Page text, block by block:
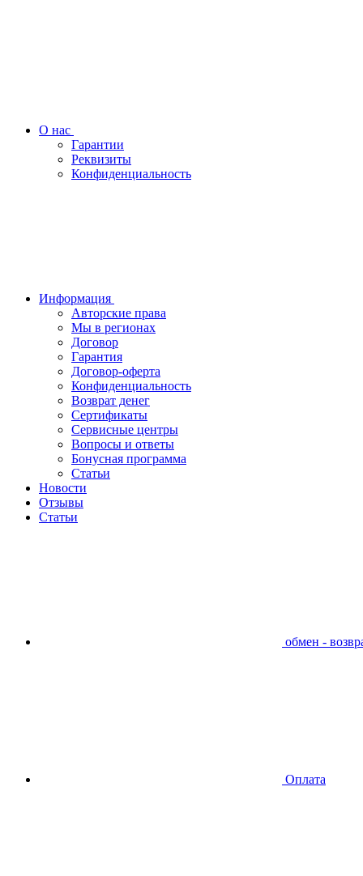
О нас
Гарантии
Реквизиты
Конфиденциальность
Информация
Авторские права
Мы в регионах
Договор
Гарантия
Договор-оферта
Конфиденциальность
Возврат денег
Сертификаты
Сервисные центры
Вопросы и ответы
Бонусная программа
Статьи
Новости
Отзывы
Статьи
обмен -
Оплата